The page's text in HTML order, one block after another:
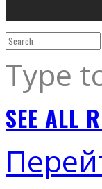
Type
SEE ALL